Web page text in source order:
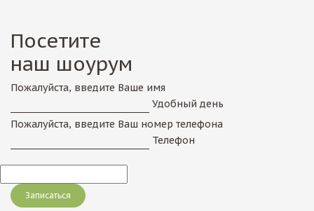
Посетите
наш шоурум
Пожалуйста, введите Ваше имя
Удобный день
Пожалуйста, введите Ваш номер телефона
Телефон